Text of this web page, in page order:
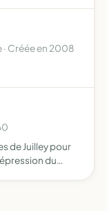
Créée en 2008
de Juilley pour
du